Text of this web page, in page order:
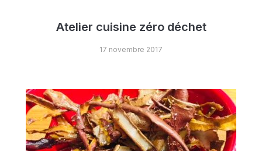
Atelier cuisine zéro déchet
17 novembre 2017